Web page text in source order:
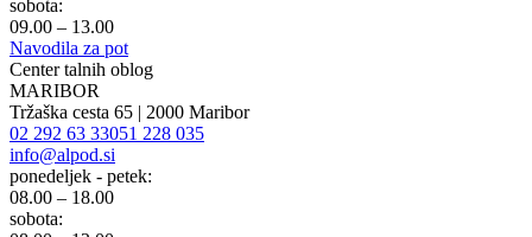
sobota:
09.00 – 13.00
Navodila za pot
Center talnih oblog
MARIBOR
Tržaška cesta 65 | 2000 Maribor
02 292 63 33051 228 035
info@alpod.si
ponedeljek - petek:
08.00 – 18.00
sobota: